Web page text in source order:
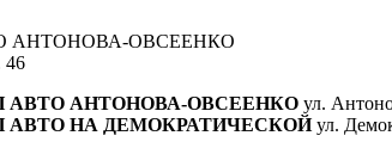
АНТОНОВА-ОВСЕЕНКО
46
АВТО АНТОНОВА-ОВСЕЕНКО ул.
АВТО НА ДЕМОКРАТИЧЕСКОЙ ул.